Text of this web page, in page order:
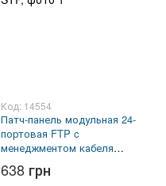
Код: 14554
Патч-панель модульная 24-
портовая FTP c
менеджментом кабеля
Hypernet 1U 19" HD PP-M24-
STP
638 грн